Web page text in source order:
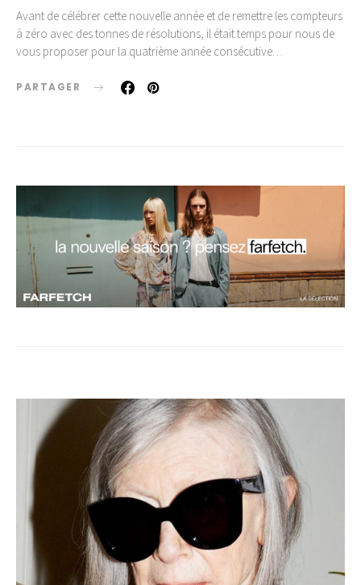
Avant de célébrer cette nouvelle année et de remettre les compteurs
à zéro avec des tonnes de résolutions, il était temps pour nous de
vous proposer pour la quatrième année consécutive…
PARTAGER